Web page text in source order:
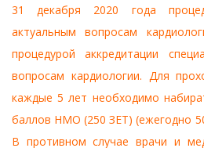
31 декабря 2020 года
актуальным вопросам
процедурой аккредитации
вопросам кардиологии. Для
каждые 5 лет необходимо
баллов НМО (250 ЗЕТ) (ежегодно
В противном случае врачи и